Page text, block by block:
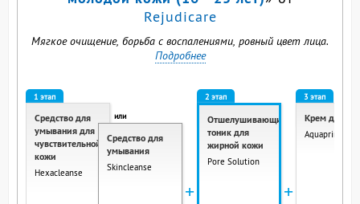
Rejudicare
Мягкое очищение, борьба с воспалениями, ровный цвет лица.
Подробнее
1 этап
Средство для
умывания для
чувствительной
кожи
Hexacleanse
или
Средство для
умывания
Skincleanse
+
2 этап
Отшелушивающий
тоник для
жирной кожи
Pore Solution
+
3 этап
Крем для
Aquaprime